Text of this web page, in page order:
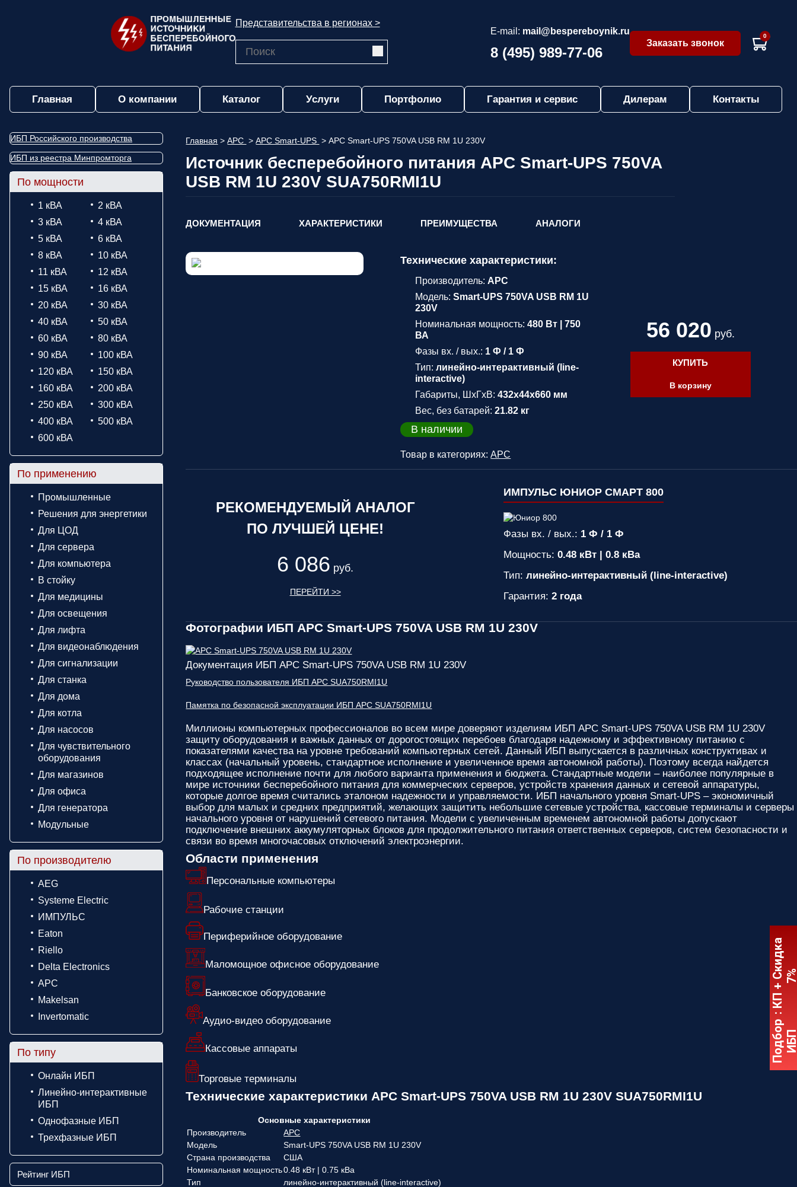
Представительства в регионах >
E-mail: mail@bespereboynik.ru
8 (495) 989-77-06
Заказать звонок
0
Главная О компании Каталог Услуги Портфолио Гарантия и сервис Дилерам Контакты
ИБП Российского производства
ИБП из реестра Минпромторга
По мощности
1 кВА
2 кВА
3 кВА
4 кВА
5 кВА
6 кВА
8 кВА
10 кВА
11 кВА
12 кВА
15 кВА
16 кВА
20 кВА
30 кВА
40 кВА
50 кВА
60 кВА
80 кВА
90 кВА
100 кВА
120 кВА
150 кВА
160 кВА
200 кВА
250 кВА
300 кВА
400 кВА
500 кВА
600 кВА
По применению
Промышленные
Решения для энергетики
Для ЦОД
Для сервера
Для компьютера
В стойку
Для медицины
Для освещения
Для лифта
Для видеонаблюдения
Для сигнализации
Для станка
Для дома
Для котла
Для насосов
Для чувствительного
оборудования
Для магазинов
Для офиса
Для генератора
Модульные
По производителю
AEG
Systeme Electric
ИМПУЛЬС
Eaton
Riello
Delta Electronics
APC
Makelsan
Invertomatic
По типу
Онлайн ИБП
Линейно-интерактивные
ИБП
Однофазные ИБП
Трехфазные ИБП
Рейтинг ИБП
Главная > APC > APC Smart-UPS > APC Smart-UPS 750VA USB RM 1U 230V
Источник бесперебойного питания APC Smart-UPS 750VA
USB RM 1U 230V SUA750RMI1U
ДОКУМЕНТАЦИЯ ХАРАКТЕРИСТИКИ ПРЕИМУЩЕСТВА АНАЛОГИ
Технические характеристики:
Производитель: APC
Модель:Smart-UPS 750VA USB RM 1U
230V
Номинальная мощность:480 Вт | 750
ВА
Фазы вх. / вых.: 1 Ф / 1 Ф
Тип:линейно-интерактивный (line-
interactive)
Габариты, ШхГхВ:432x44x660 мм
Вес, без батарей:21.82 кг
В наличии
Товар в категориях:APC
56 020 руб.
КУПИТЬ
В корзину
РЕКОМЕНДУЕМЫЙ АНАЛОГ
ПО ЛУЧШЕЙ ЦЕНЕ!
6 086 руб.
ПЕРЕЙТИ >>
ИМПУЛЬС ЮНИОР СМАРТ 800
Фазы вх. / вых.: 1 Ф / 1 Ф
Мощность: 0.48 кВт | 0.8 кВа
Тип: линейно-интерактивный (line-interactive)
Гарантия: 2 года
Фотографии ИБП APC Smart-UPS 750VA USB RM 1U 230V
Документация ИБП APC Smart-UPS 750VA USB RM 1U 230V
Руководство пользователя ИБП APC SUA750RMI1U
Памятка по безопасной эксплуатации ИБП APC SUA750RMI1U
Миллионы компьютерных профессионалов во всем мире доверяют изделиям ИБП APC Smart-UPS 750VA USB RM 1U 230V
защиту оборудования и важных данных от дорогостоящих перебоев благодаря надежному и эффективному питанию с
показателями качества на уровне требований компьютерных сетей. Данный ИБП выпускается в различных конструктивах и
классах (начальный уровень, стандартное исполнение и увеличенное время автономной работы). Поэтому всегда найдется
подходящее исполнение почти для любого варианта применения и бюджета. Стандартные модели – наиболее популярные в
мире источники бесперебойного питания для коммерческих серверов, устройств хранения данных и сетевой аппаратуры,
которые долгое время считались эталоном надежности и управляемости. ИБП начального уровня Smart-UPS – экономичный
выбор для малых и средних предприятий, желающих защитить небольшие сетевые устройства, кассовые терминалы и серверы
начального уровня от нарушений сетевого питания. Модели с увеличенным временем автономной работы допускают
подключение внешних аккумуляторных блоков для продолжительного питания ответственных серверов, систем безопасности и
связи во время многочасовых отключений электроэнергии.
Области применения
Персональные компьютеры
Рабочие станции
Периферийное оборудование
Маломощное офисное оборудование
Банковское оборудование
Аудио-видео оборудование
Кассовые аппараты
Торговые терминалы
Технические характеристики APC Smart-UPS 750VA USB RM 1U 230V SUA750RMI1U
Основные характеристики
Производитель
APC
Модель
Smart-UPS 750VA USB RM 1U 230V
Страна производства
США
Номинальная мощность0.48 кВт | 0.75 кВа
Тип
линейно-интерактивный (line-interactive)
Подбор
:
К
П
+
С
к
и
д
к
а
7